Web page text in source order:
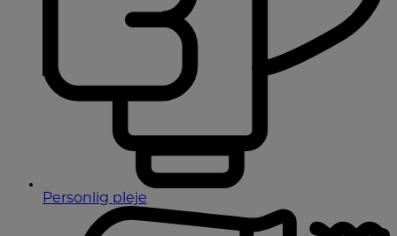
Personlig pleje